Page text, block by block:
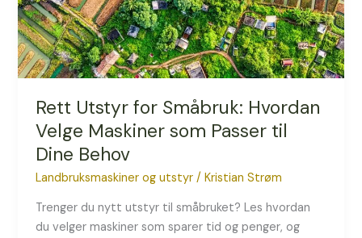
Rett Utstyr for Småbruk: Hvordan
Velge Maskiner som Passer til
Dine Behov
Landbruksmaskiner og utstyr /Kristian Strøm
Trenger du nytt utstyr til småbruket? Les hvordan
du velger maskiner som sparer tid og penger, og
Passer
til
Dine
Behov